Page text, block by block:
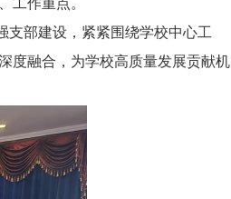
工作重点。
支部建设 ，紧紧围绕学校中心工
度融合，为学校高质量发展贡献机